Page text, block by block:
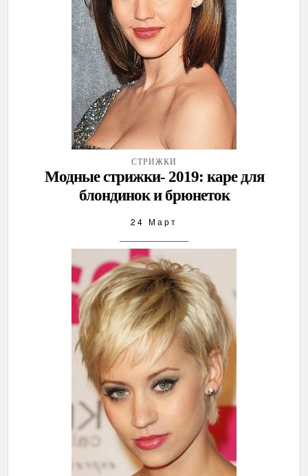
СТРИЖКИ
Модные стрижки- 2019: каре для
блондинок и брюнеток
24 Март